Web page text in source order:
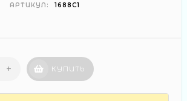
АРТИКУЛ: 1688С1
+ КУПИТЬ